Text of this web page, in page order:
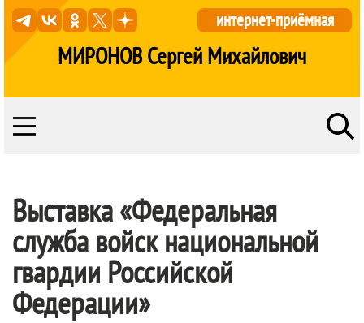
МИРОНОВ Сергей Михайлович
интернет-приёмная
Выставка «Федеральная
служба войск национальной
гвардии Российской
Федерации»